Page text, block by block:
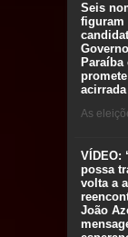
Seis
figuram
Paraíba
acirrada
As
VÍDEO:
possa
volta a
João